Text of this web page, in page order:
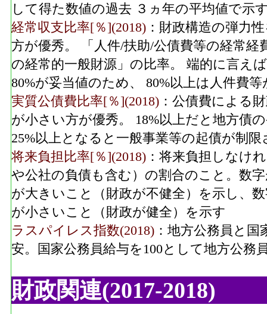
して得た数値の過去 ３ヵ年の平均値で示
経常収支比率[％](2018) ：財政構造の弾力
方が優秀。 「人件/扶助/公債費等の経常経
の経常的一般財源」の比率。 端的に言え
80%が妥当値のため、 80%以上は人件費
実質公債費比率[％](2018) ：公債費による
が小さい方が優秀。 18%以上だと地方債
25%以上となると一般事業等の起債が制限
将来負担比率[％](2018) ：将来負担しなけ
や公社の負債も含む）の割合のこと。数
が大きいこと（財政が不健全）を示し、
が小さいこと（財政が健全）を示す
ラスパイレス指数(2018) ：地方公務員と
安。国家公務員給与を100として地方公務
財政関連(2017-2018)